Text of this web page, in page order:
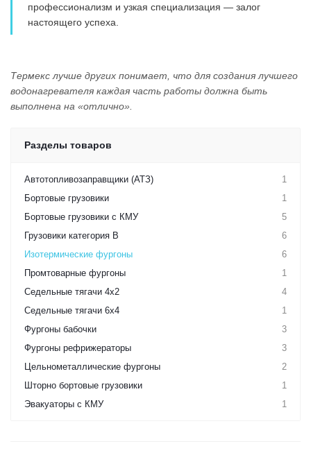
профессионализм и узкая специализация — залог
настоящего успеха.
Термекс лучше других понимает, что для создания лучшего
водонагревателя каждая часть работы должна быть
выполнена на «отлично».
Разделы товаров
Автотопливозаправщики (АТЗ)
1
Бортовые грузовики
1
Бортовые грузовики с КМУ
5
Грузовики категория B
6
Изотермические фургоны
6
Промтоварные фургоны
1
Седельные тягачи 4х2
4
Седельные тягачи 6х4
1
Фургоны бабочки
3
Фургоны рефрижераторы
3
Цельнометаллические фургоны
2
Шторно бортовые грузовики
1
Эвакуаторы с КМУ
1